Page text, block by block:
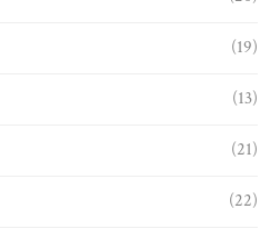
(19)
(13)
(21)
(22)